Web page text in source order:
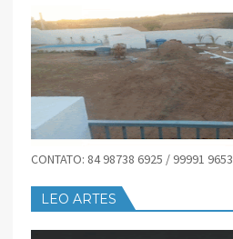
CONTATO: 84 98738 6925 / 99991 9653
LEO ARTES